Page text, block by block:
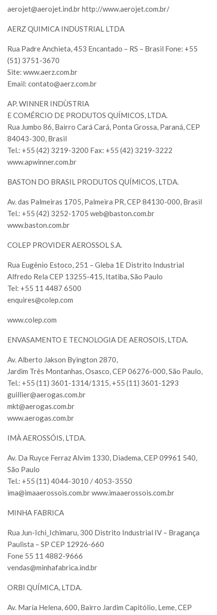
aerojet@aerojet.ind.brhttp://www.aerojet.com.br/
AERZ QUIMICA INDUSTRIAL LTDA
Rua Padre Anchieta, 453 Encantado – RS – Brasil Fone: +55
(51) 3751-3670
Site: www.aerz.com.br
Email: contato@aerz.com.br
AP. WINNER INDÙSTRIA
E COMÉRCIO DE PRODUTOS QUÍMICOS, LTDA.
Rua Jumbo 86, Bairro Cará Cará, Ponta Grossa, Paraná, CEP
84043-300, Brasil
Tel.: +55 (42) 3219-3200 Fax: +55 (42) 3219-3222
www.apwinner.com.br
BASTON DO BRASIL PRODUTOS QUÍMICOS, LTDA.
Av. das Palmeiras 1705, Palmeira PR, CEP 84130-000, Brasil
Tel.: +55 (42) 3252-1705 web@baston.com.br
www.baston.com.br
COLEP PROVIDER AEROSSOL S.A.
Rua Eugênio Estoco, 251 – Gleba 1E Distrito Industrial
Alfredo Rela CEP 13255-415, Itatiba, São Paulo
Tel: +55 11 4487 6500
enquires@colep.com
www.colep.com
ENVASAMENTO E TECNOLOGIA DE AEROSOIS, LTDA.
Av. Alberto Jakson Byington 2870,
Jardim Três Montanhas, Osasco, CEP 06276-000, São Paulo,
Tel.: +55 (11) 3601-1314/1315, +55 (11) 3601-1293
guillier@aerogas.com.br
mkt@aerogas.com.br
www.aerogas.com.br
IMÀ AEROSSÓIS, LTDA.
Av. Da Ruyce Ferraz Alvim 1330, Diadema, CEP 09961 540,
São Paulo
Tel.: +55 (11) 4044-3010 / 4053-3550
ima@imaaerossois.com.brwww.imaaerossois.com.br
MINHA FABRICA
Rua Jun-Ichi_Ichimaru, 300 Distrito Industrial IV – Bragança
Paulista – SP CEP 12926-660
Fone 55 11 4882-9666
vendas@minhafabrica.ind.br
ORBI QUÍMICA, LTDA.
Av. María Helena, 600, Bairro Jardim Capitólio, Leme, CEP